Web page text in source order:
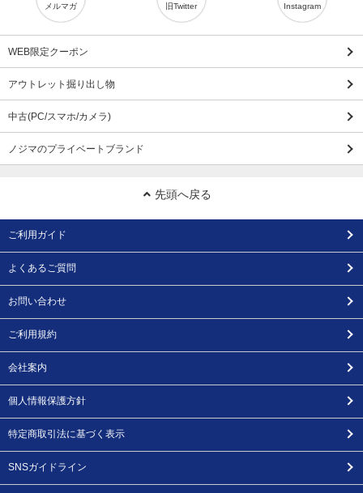
メルマガ 旧Twitter Instagram
WEB限定クーポン
アウトレット掘り出し物
中古(PC/スマホ/カメラ)
ノジマのプライベートブランド
先頭へ戻る
ご利用ガイド
よくあるご質問
お問い合わせ
ご利用規約
会社案内
個人情報保護方針
特定商取引法に基づく表示
SNSガイドライン